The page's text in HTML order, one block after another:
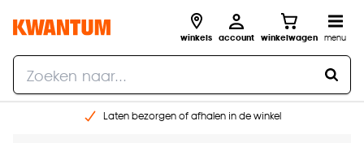
winkels account winkelwagen menu
Laten bezorgen of afhalen in de winkel